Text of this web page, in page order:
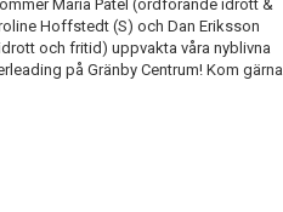
Maria Patel (ordförande idrott &
Hoffstedt (S) och Dan Eriksson
och fritid) uppvakta våra nyblivna
på Gränby Centrum! Kom gärna